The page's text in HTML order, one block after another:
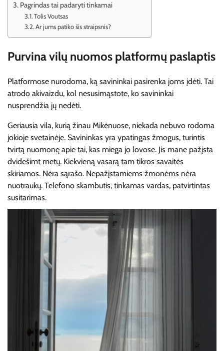
Pagrindas tai padaryti tinkamai
Tolis Voutsas
Ar jums patiko šis straipsnis?
Purvina vilų nuomos platformų paslaptis
Platformose nurodoma, ką savininkai pasirenka joms įdėti. Tai
atrodo akivaizdu, kol nesusimąstote, ko savininkai
nusprendžia jų nedėti.
Geriausia vila, kurią žinau Mikėnuose, niekada nebuvo rodoma
jokioje svetainėje. Savininkas yra ypatingas žmogus, turintis
tvirtą nuomonę apie tai, kas miega jo lovose. Jis mane pažįsta
dvidešimt metų. Kiekvieną vasarą tam tikros savaitės
skiriamos. Nėra sąrašo. Nepažįstamiems žmonėms nėra
nuotraukų. Telefono skambutis, tinkamas vardas, patvirtintas
susitarimas.